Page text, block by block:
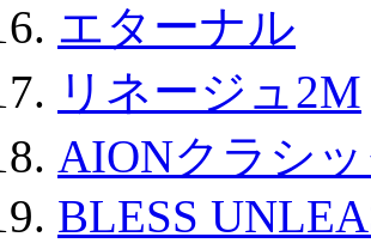
エターナル
リネージュ2M
AIONクラシ
BLESS